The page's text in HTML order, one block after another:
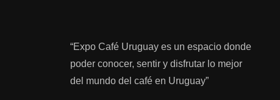
“Expo Café Uruguay es un espacio donde
poder conocer, sentir y disfrutar lo mejor
del mundo del café en Uruguay”